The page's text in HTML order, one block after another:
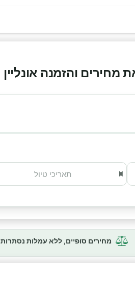
והזמנה אונליין 2026
מחירים סופיים, ללא עמלות נסתרות